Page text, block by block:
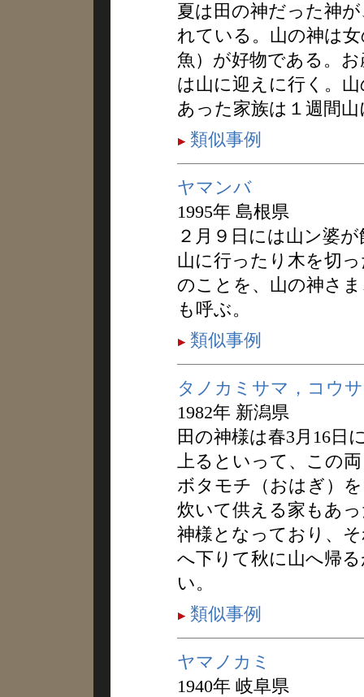
夏は田の神だった神
れている。山の神は
魚）が好物である。
は山に迎えに行く。
あった家族は１週間
類似事例
ヤマンバ
1995年 島根県
２月９日には山ン婆
山に行ったり木を切
のことを、山の神さ
も呼ぶ。
類似事例
タノカミサマ，コウ
1982年 新潟県
田の神様は春3月16日
上るといって、この
ボタモチ（おはぎ）
炊いて供える家もあ
神様となっており、
へ下りて秋に山へ帰
い。
類似事例
ヤマノカミ
1940年 岐阜県